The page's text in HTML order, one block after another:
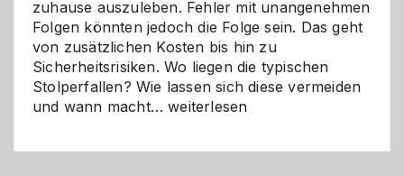
zuhause auszuleben. Fehler mit unangenehmen
Folgen könnten jedoch die Folge sein. Das geht
von zusätzlichen Kosten bis hin zu
Sicherheitsrisiken. Wo liegen die typischen
Stolperfallen? Wie lassen sich diese vermeiden
und wann macht…Selber
weiterlesen